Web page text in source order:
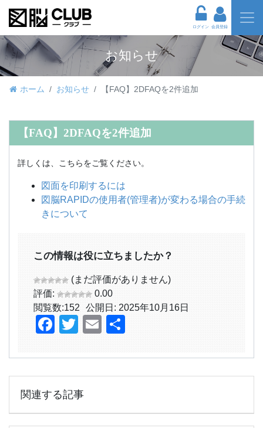
ログイン 会員登録
お知らせ
ホーム お知らせ 【FAQ】2DFAQを2件追加
【FAQ】2DFAQを2件追加
詳しくは、こちらをご覧ください。
図面を印刷するには
図脳RAPIDの使用者(管理者)が変わる場合の手続
きについて
この情報は役に立ちましたか？
(まだ評価がありません)
評価:
0.00
閲覧数:152 公開日: 2025年10月16日
Facebook
TwitterEmail
関連する記事